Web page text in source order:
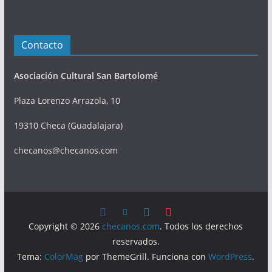
Contacto
Asociación Cultural San Bartolomé
Plaza Lorenzo Arrazola, 10
19310 Checa (Guadalajara)
checanos@checanos.com
Copyright © 2026 checanos.com. Todos los derechos
reservados.
Tema: ColorMag por ThemeGrill. Funciona conWordPress.